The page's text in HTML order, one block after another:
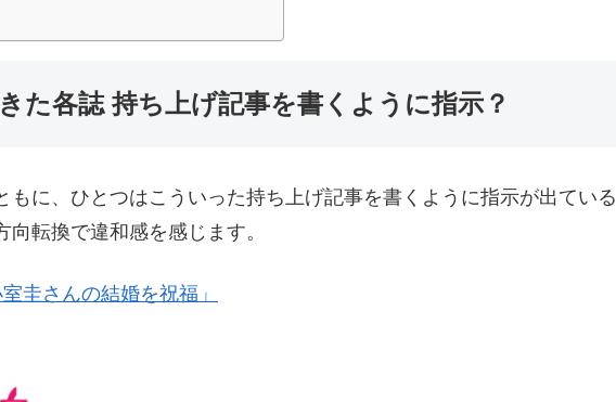
た各誌 持ち上げ記事を書くように指示？
もに、ひとつはこういった持ち上げ記事を書くように指示が出ている
転換で違和感を感じます。
圭さんの結婚を祝福」